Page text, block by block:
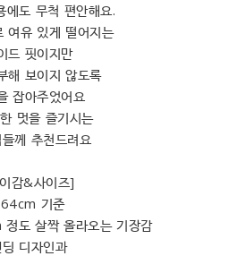
에도 무척 편안해요.
여유 있게 떨어지는
드 핏이지만
해 보이지 않도록
잡아주었어요
멋을 즐기시는
께 추천드려요
감&사이즈]
기준
도 살짝 올라오는 기장감
딩 디자인과